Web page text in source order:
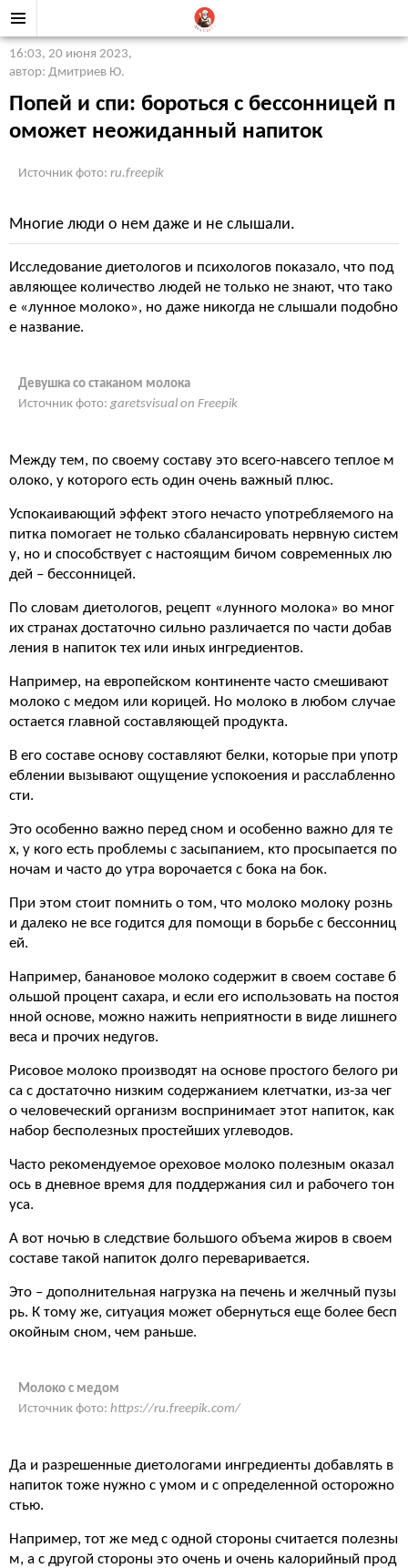
16:03, 20 июня 2023,
автор: Дмитриев Ю.
Попей и спи: бороться с бессонницей п
оможет неожиданный напиток
Источник фото: ru.freepik
Многие люди о нем даже и не слышали.
Исследование диетологов и психологов показало, что под
авляющее количество людей не только не знают, что тако
е «лунное молоко», но даже никогда не слышали подобно
е название.
Девушка со стаканом молока
Источник фото: garetsvisual on Freepik
Между тем, по своему составу это всего-навсего теплое м
олоко, у которого есть один очень важный плюс.
Успокаивающий эффект этого нечасто употребляемого на
питка помогает не только сбалансировать нервную систем
у, но и способствует с настоящим бичом современных лю
дей – бессонницей.
По словам диетологов, рецепт «лунного молока» во мног
их странах достаточно сильно различается по части добав
ления в напиток тех или иных ингредиентов.
Например, на европейском континенте часто смешивают
молоко с медом или корицей. Но молоко в любом случае
остается главной составляющей продукта.
В его составе основу составляют белки, которые при употр
еблении вызывают ощущение успокоения и расслабленно
сти.
Это особенно важно перед сном и особенно важно для те
х, у кого есть проблемы с засыпанием, кто просыпается по
ночам и часто до утра ворочается с бока на бок.
При этом стоит помнить о том, что молоко молоку рознь
и далеко не все годится для помощи в борьбе с бессонниц
ей.
Например, банановое молоко содержит в своем составе б
ольшой процент сахара, и если его использовать на постоя
нной основе, можно нажить неприятности в виде лишнего
веса и прочих недугов.
Рисовое молоко производят на основе простого белого ри
са с достаточно низким содержанием клетчатки, из-за чег
о человеческий организм воспринимает этот напиток, как
набор бесполезных простейших углеводов.
Часто рекомендуемое ореховое молоко полезным оказал
ось в дневное время для поддержания сил и рабочего тон
уса.
А вот ночью в следствие большого объема жиров в своем
составе такой напиток долго переваривается.
Это – дополнительная нагрузка на печень и желчный пузы
рь. К тому же, ситуация может обернуться еще более бесп
окойным сном, чем раньше.
Молоко с медом
Источник фото: https://ru.freepik.com/
Да и разрешенные диетологами ингредиенты добавлять в
напиток тоже нужно с умом и с определенной осторожно
стью.
Например, тот же мед с одной стороны считается полезны
м, а с другой стороны это очень и очень калорийный прод